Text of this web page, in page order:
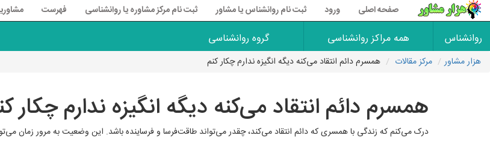
صفحه اصلی ورود ثبت نام روانشناس یا مشاور ثبت نام مرکز مشاوره یا روانشناسی فهرست
روانشناس همه مراکز روانشناسی گروه روانشناسی
هزار مشاور مرکز مقالات همسرم دائم انتقاد می‌کنه دیگه انگیزه ندارم چکار کنم
همسرم دائم انتقاد می‌کنه دیگه انگیزه ندارم چکار
درک می‌کنم که زندگی با همسری که دائم انتقاد می‌کند، چقدر می‌تواند طاقت‌فرسا و فرساینده باشد. این وضعیت به مرور زمان